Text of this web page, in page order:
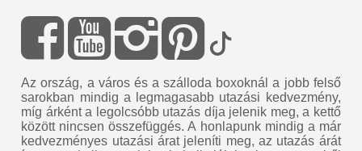
Az ország, a város és a szálloda boxoknál a jobb felső
sarokban mindig a legmagasabb utazási kedvezmény,
míg árként a legolcsóbb utazás díja jelenik meg, a kettő
között nincsen összefüggés. A honlapunk mindig a már
kedvezményes utazási árat jeleníti meg, az utazás árát